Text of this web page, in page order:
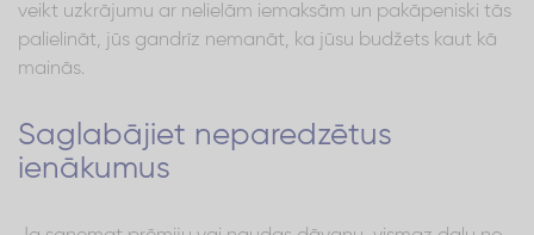
veikt uzkrājumu ar nelielām iemaksām un pakāpeniski tās
palielināt, jūs gandrīz nemanāt, ka jūsu budžets kaut kā
mainās.
Saglabājiet neparedzētus
ienākumus